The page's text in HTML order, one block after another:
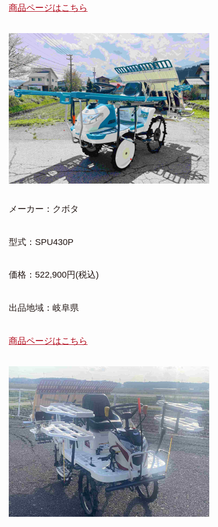
商品ページはこちら
メーカー：クボタ
型式：SPU430P
価格：522,900円(税込)
出品地域：岐阜県
商品ページはこちら